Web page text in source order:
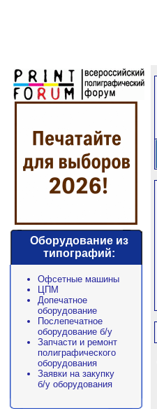
Оборудование из
типографий:
Офсетные машины
ЦПМ
Допечатное
оборудование
Послепечатное
оборудование б/у
Запчасти и ремонт
полиграфического
оборудования
Заявки на закупку
б/у оборудования